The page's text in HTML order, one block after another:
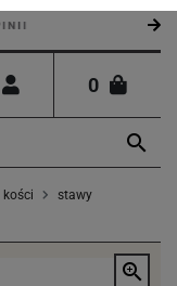
0

kości
stawy
